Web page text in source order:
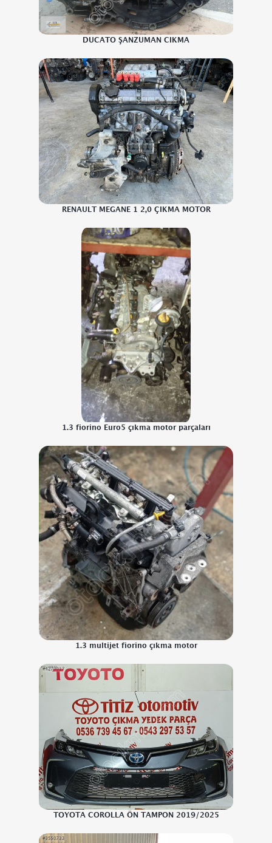
DUCATO ŞANZUMAN CIKMA
RENAULT MEGANE 1 2,0 ÇIKMA MOTOR
1.3 fiorino Euro5 çıkma motor parçaları
1.3 multijet fiorino çıkma motor
TOYOTA COROLLA ÖN TAMPON 2019/2025